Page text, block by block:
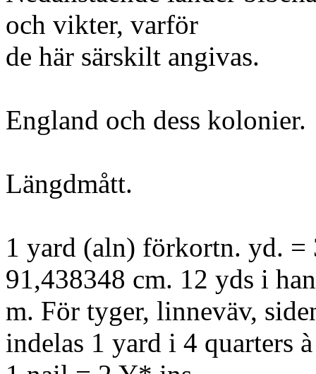
och vikter, varför
de här särskilt angivas.
England och dess kolonier.
Längdmått.
1 yard (aln) förkortn. yd. =
91,438348 cm. 12 yds i
m. För tyger, linneväv,
indelas 1 yard i 4 quarters